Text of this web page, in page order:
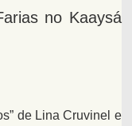
no Kaaysá
de Lina Cruvinel e